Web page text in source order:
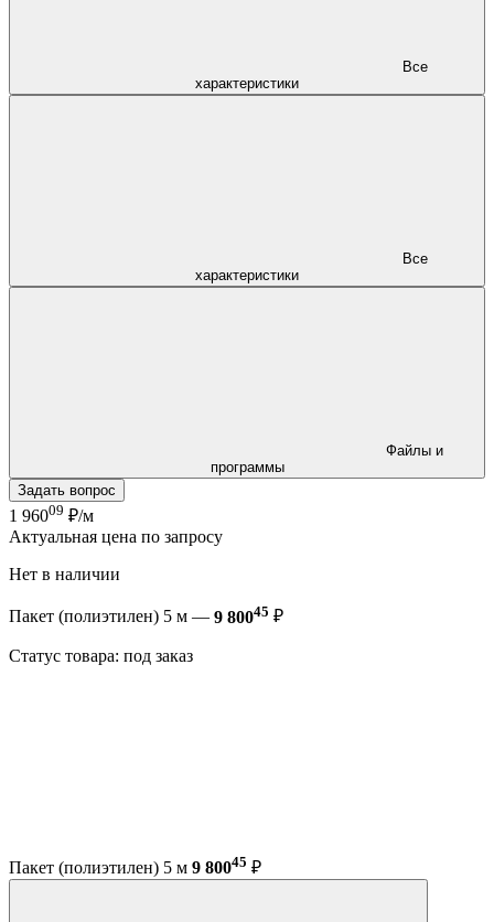
характеристики
характеристики
программы
Задать вопрос
1 96009 ₽/м
Актуальная цена по запросу
Нет в наличии
Пакет (полиэтилен) 5 м — 9 80045 ₽
Статус товара: под заказ
Пакет (полиэтилен) 5 м 9 80045 ₽